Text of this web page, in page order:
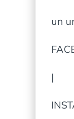
un
|